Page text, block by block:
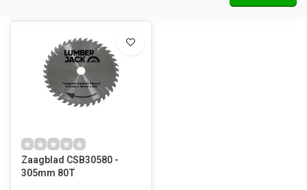
Zaagblad CSB30580 -
305mm 80T